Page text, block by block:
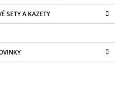
SETY A KAZETY